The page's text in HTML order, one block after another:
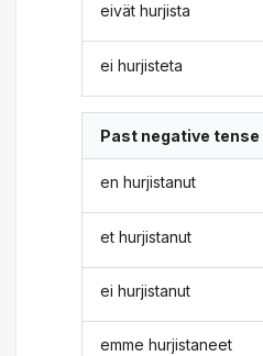
eivät hurjista
ei hurjisteta
Past negative tense
en hurjistanut
et hurjistanut
ei hurjistanut
emme hurjistaneet